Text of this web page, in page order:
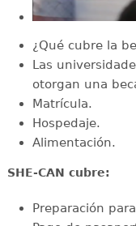
¿Qué cubre la
Las
otorgan una
Matrícula.
Hospedaje.
Alimentación.
SHE-CAN cubre:
Preparación